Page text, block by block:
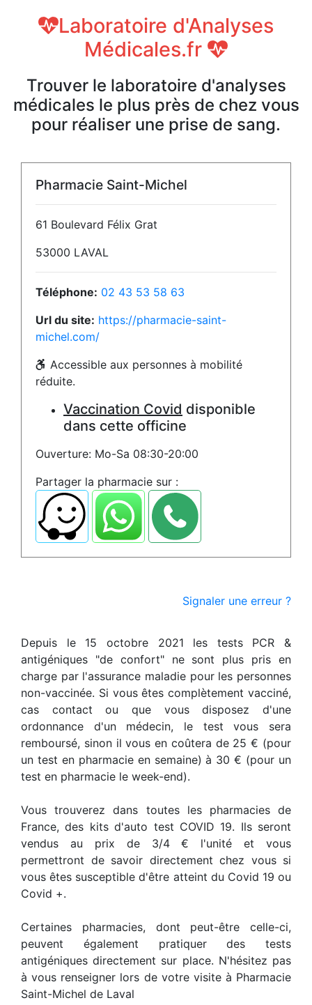
Laboratoire d'Analyses
Médicales.fr
Trouver le laboratoire d'analyses
médicales le plus près de chez vous
pour réaliser une prise de sang.
Pharmacie Saint-Michel
61 Boulevard Félix Grat
53000 LAVAL
Téléphone: 02 43 53 58 63
Url du site: https://pharmacie-saint-
michel.com/
Accessible aux personnes à mobilité
réduite.
Vaccination Covid disponible
dans cette officine
Ouverture: Mo-Sa 08:30-20:00
Partager la pharmacie sur :
Signaler une erreur ?
Depuis le 15 octobre 2021 les tests PCR &
antigéniques "de confort" ne sont plus pris en
charge par l'assurance maladie pour les personnes
non-vaccinée. Si vous êtes complètement vacciné,
cas contact ou que vous disposez d'une
ordonnance d'un médecin, le test vous sera
remboursé, sinon il vous en coûtera de 25 € (pour
un test en pharmacie en semaine) à 30 € (pour un
test en pharmacie le week-end).
Vous trouverez dans toutes les pharmacies de
France, des kits d'auto test COVID 19. Ils seront
vendus au prix de 3/4 € l'unité et vous
permettront de savoir directement chez vous si
vous êtes susceptible d'être atteint du Covid 19 ou
Covid +.
Certaines pharmacies, dont peut-être celle-ci,
peuvent également pratiquer des tests
antigéniques directement sur place. N'hésitez pas
à vous renseigner lors de votre visite à Pharmacie
Saint-Michel de Laval